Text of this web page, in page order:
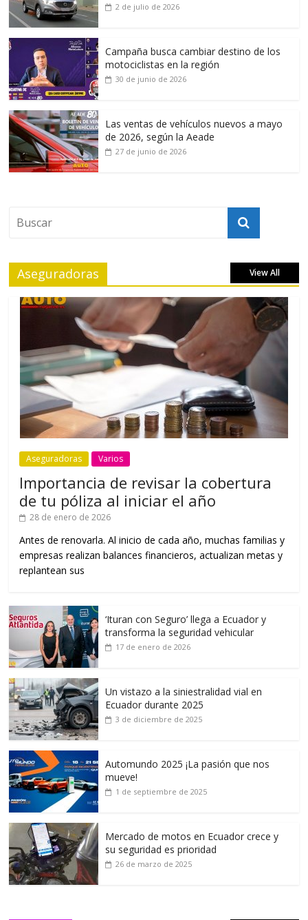
2 de julio de 2026
Campaña busca cambiar destino de los
motociclistas en la región
30 de junio de 2026
Las ventas de vehículos nuevos a mayo
de 2026, según la Aeade
27 de junio de 2026
Aseguradoras View All
Aseguradoras Varios
Importancia de revisar la cobertura
de tu póliza al iniciar el año
28 de enero de 2026
Antes de renovarla. Al inicio de cada año, muchas familias y
empresas realizan balances financieros, actualizan metas y
replantean sus
‘Ituran con Seguro’ llega a Ecuador y
transforma la seguridad vehicular
17 de enero de 2026
Un vistazo a la siniestralidad vial en
Ecuador durante 2025
3 de diciembre de 2025
Automundo 2025 ¡La pasión que nos
mueve!
1 de septiembre de 2025
Mercado de motos en Ecuador crece y
su seguridad es prioridad
26 de marzo de 2025